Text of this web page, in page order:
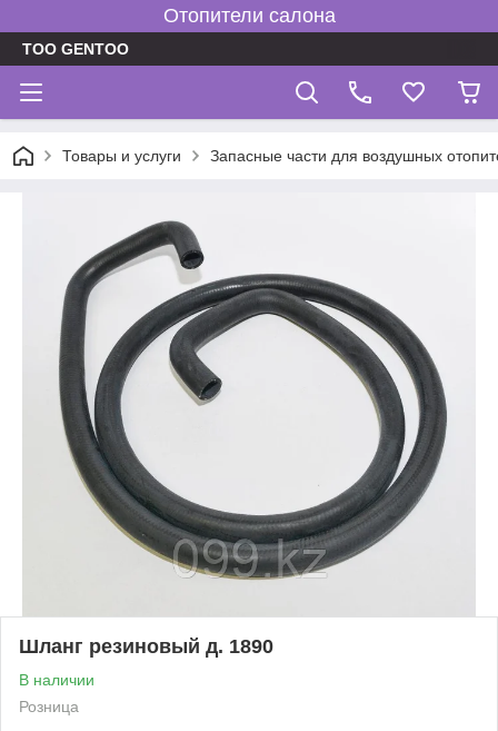
Отопители салона
TOO GENTOO
Товары и услуги Запасные части для воздушных
Шланг резиновый д. 1890
В наличии
Розница